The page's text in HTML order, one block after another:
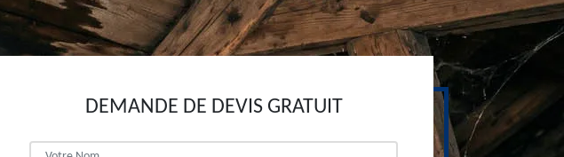
DEMANDE DE DEVIS GRATUIT